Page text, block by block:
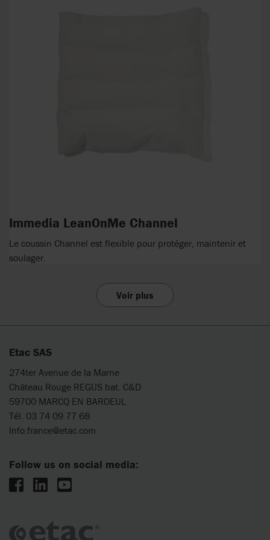
Immedia LeanOnMe Channel
Le coussin Channel est flexible pour protéger, maintenir et
soulager.
Voir plus
Etac SAS
274ter Avenue de la Marne
Château Rouge REGUS bat. C&D
59700 MARCQ EN BAROEUL
Tél. 03 74 09 77 68
Info.france@etac.com
Follow us on social media: